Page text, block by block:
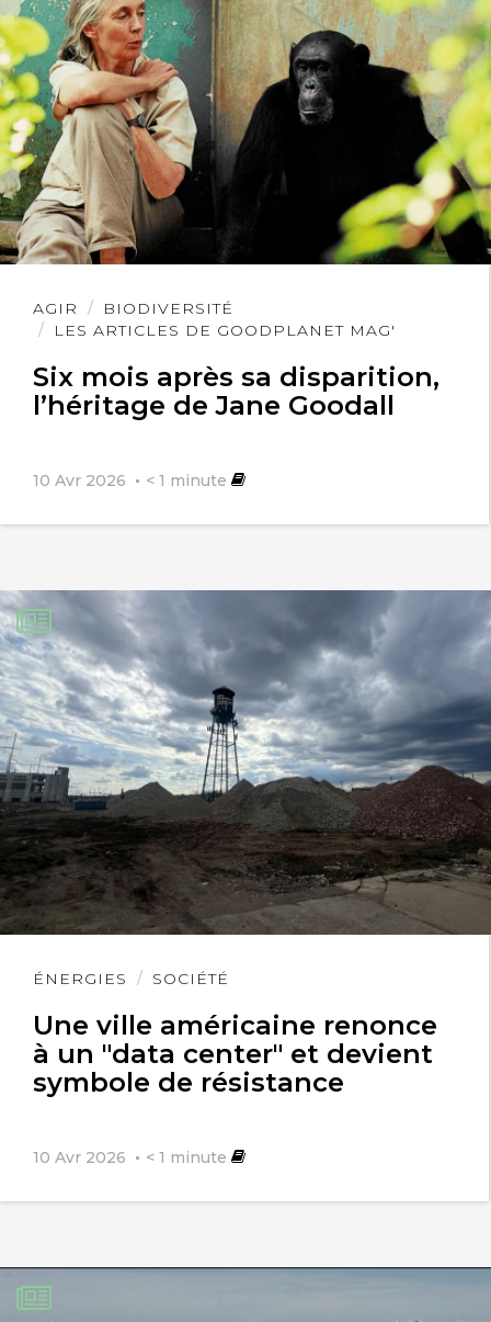
AGIR
BIODIVERSITÉ
LES ARTICLES DE GOODPLANET MAG'
Six mois après sa disparition,
l’héritage de Jane Goodall
10 Avr 2026 < 1 minute
Lire
l'article
ÉNERGIES SOCIÉTÉ
Une ville américaine renonce
à un "data center" et devient
symbole de résistance
10 Avr 2026 < 1 minute
Lire